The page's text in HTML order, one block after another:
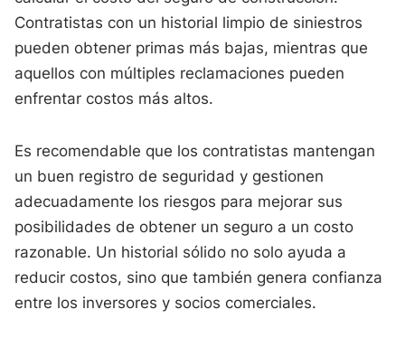
Contratistas con un historial limpio de siniestros
pueden obtener primas más bajas, mientras que
aquellos con múltiples reclamaciones pueden
enfrentar costos más altos.
Es recomendable que los contratistas mantengan
un buen registro de seguridad y gestionen
adecuadamente los riesgos para mejorar sus
posibilidades de obtener un seguro a un costo
razonable. Un historial sólido no solo ayuda a
reducir costos, sino que también genera confianza
entre los inversores y socios comerciales.